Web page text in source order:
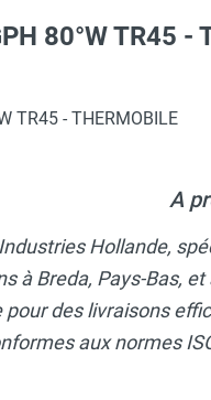
TR 45 à Rayonnement
80°W TR45 -
TR45 - THERMOBILE
A
Industries Hollande,
à Breda, Pays-Bas,
des livraisons
aux normes